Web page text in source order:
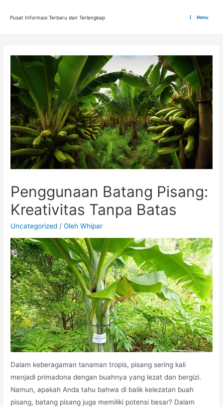
Pusat Informasi Terbaru dan Terlengkap Menu
Penggunaan Batang Pisang:
Kreativitas Tanpa Batas
Uncategorized / OlehWhipar
Dalam keberagaman tanaman tropis, pisang sering kali
menjadi primadona dengan buahnya yang lezat dan bergizi.
Namun, apakah Anda tahu bahwa di balik kelezatan buah
pisang, batang pisang juga memiliki potensi besar? Dalam